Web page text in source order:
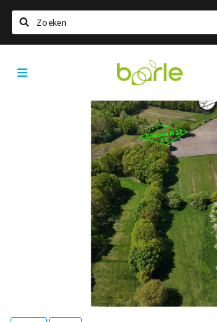
Home
Visit Baarle Shop
Visit
Baarle